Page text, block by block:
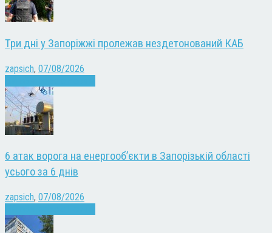
Три дні у Запоріжжі пролежав нездетонований КАБ
zapsich, 07/08/2026
6 атак ворога на енергооб’єкти в Запорізькій області
усього за 6 днів
zapsich, 07/08/2026